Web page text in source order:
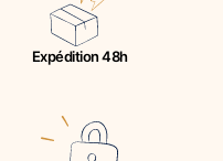
Expédition 48h